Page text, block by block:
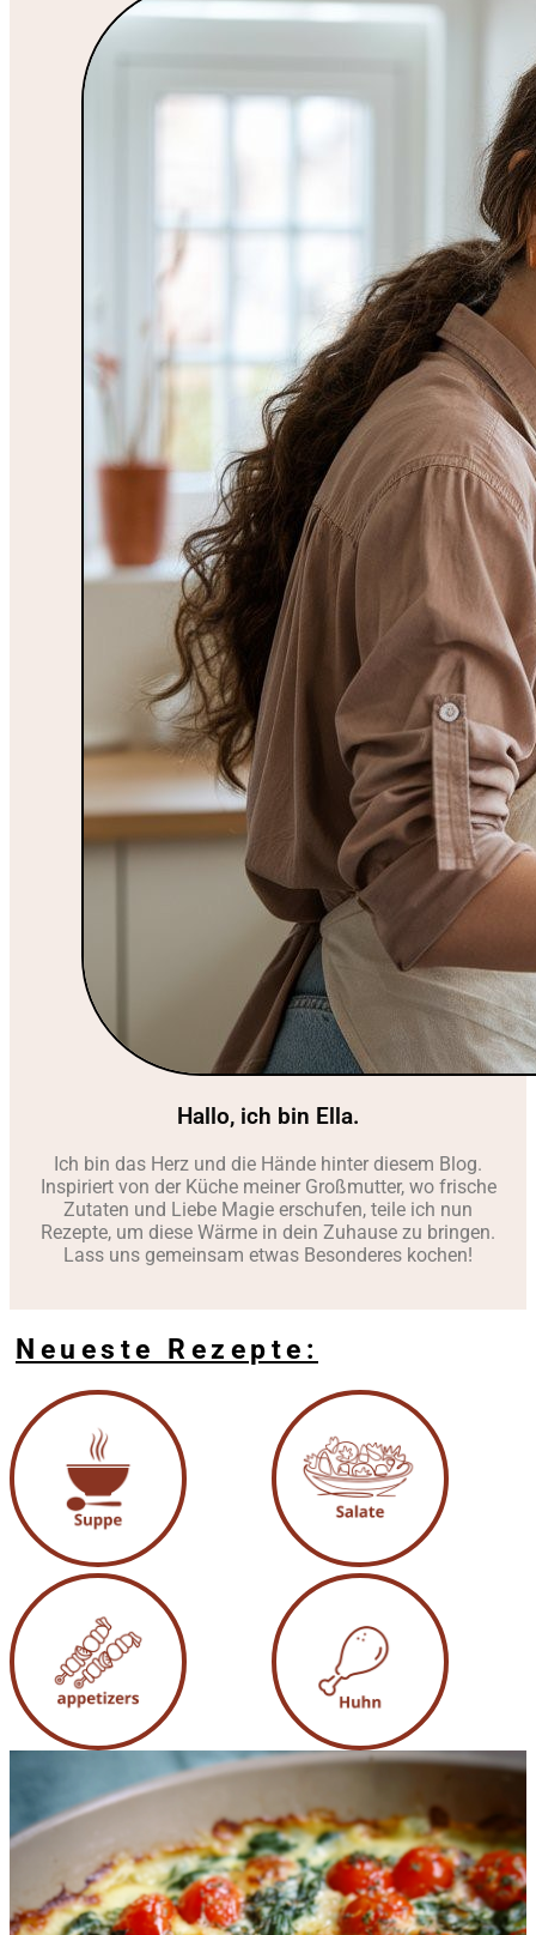
Hallo, ich bin Ella.
Ich bin das Herz und die Hände hinter diesem Blog.
Inspiriert von der Küche meiner Großmutter, wo frische
Zutaten und Liebe Magie erschufen, teile ich nun
Rezepte, um diese Wärme in dein Zuhause zu bringen.
Lass uns gemeinsam etwas Besonderes kochen!
Neueste Rezepte: